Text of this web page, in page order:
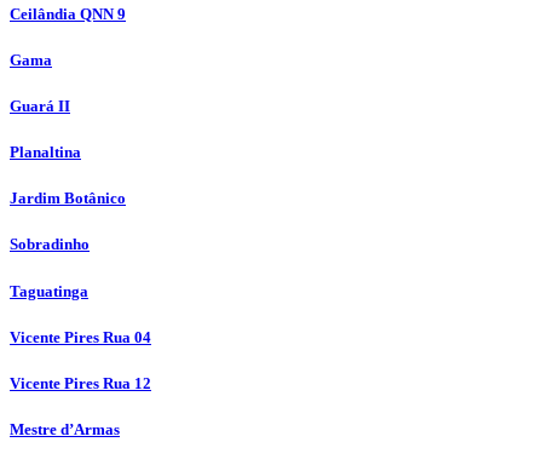
Ceilândia QNN 9
Gama
Guará II
Planaltina
Jardim Botânico
Sobradinho
Taguatinga
Vicente Pires Rua 04
Vicente Pires Rua 12
Mestre d’Armas